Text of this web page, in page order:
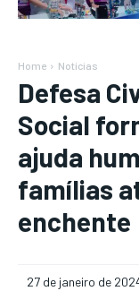
Home Notícias
Defesa
Social
ajuda
famílias
enchente
27 de janeiro de